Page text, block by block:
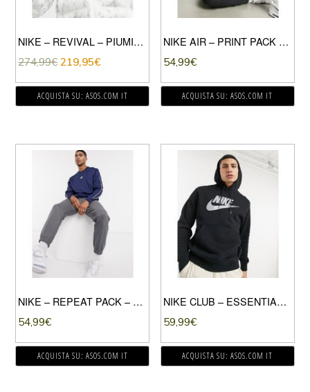
NIKE – REVIVAL – PIUMINO TRASLUCIDO CON IMBOTTITURA SINTETICA-TRASPARENTE
274,99€ 219,95€
ACQUISTA SU: ASOS.COM IT
NIKE AIR – PRINT PACK – FELPA CON CAPPUCCIO BIANCA-BIANCO
54,99€
ACQUISTA SU: ASOS.COM IT
NIKE – REPEAT PACK – FELPA GIROCOLLO BLU NAVY IN MAGLIA DI POLIESTERE CON FETTUCCIA
54,99€
ACQUISTA SU: ASOS.COM IT
NIKE CLUB – ESSENTIALS – FELPA CON CAPPUCCIO E LOGO RIFLETTENTE NERA-NERO
59,99€
ACQUISTA SU: ASOS.COM IT